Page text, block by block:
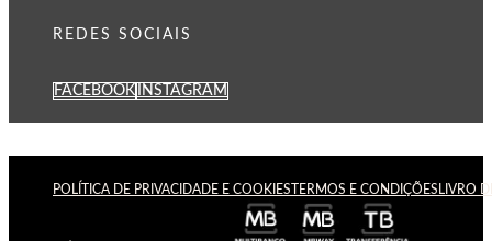
REDES SOCIAIS
FACEBOOK INSTAGRAM
POLÍTICA DE PRIVACIDADE E COOKIES TERMOS E CONDIÇÕES LIVRO